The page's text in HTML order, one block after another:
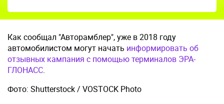
Как сообщал "Авторамблер", уже в 2018 году
автомобилистом могут начать информировать об
отзывных кампания с помощью терминалов ЭРА-
ГЛОНАСС.
Фото: Shutterstock / VOSTOCK Photo